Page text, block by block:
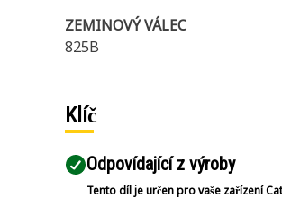
ZEMINOVÝ VÁLEC
825B
Klíč
Odpovídající z výroby
Tento díl je určen pro vaše zařízení